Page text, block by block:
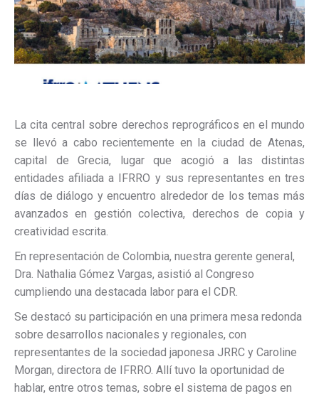
La cita central sobre derechos reprográficos en el mundo
se llevó a cabo recientemente en la ciudad de Atenas,
capital de Grecia, lugar que acogió a las distintas
entidades afiliada a IFRRO y sus representantes en tres
días de diálogo y encuentro alrededor de los temas más
avanzados en gestión colectiva, derechos de copia y
creatividad escrita.
En representación de Colombia, nuestra gerente general,
Dra. Nathalia Gómez Vargas, asistió al Congreso
cumpliendo una destacada labor para el CDR.
Se destacó su participación en una primera mesa redonda
sobre desarrollos nacionales y regionales, con
representantes de la sociedad japonesa JRRC y Caroline
Morgan, directora de IFRRO. Allí tuvo la oportunidad de
hablar, entre otros temas, sobre el sistema de pagos en